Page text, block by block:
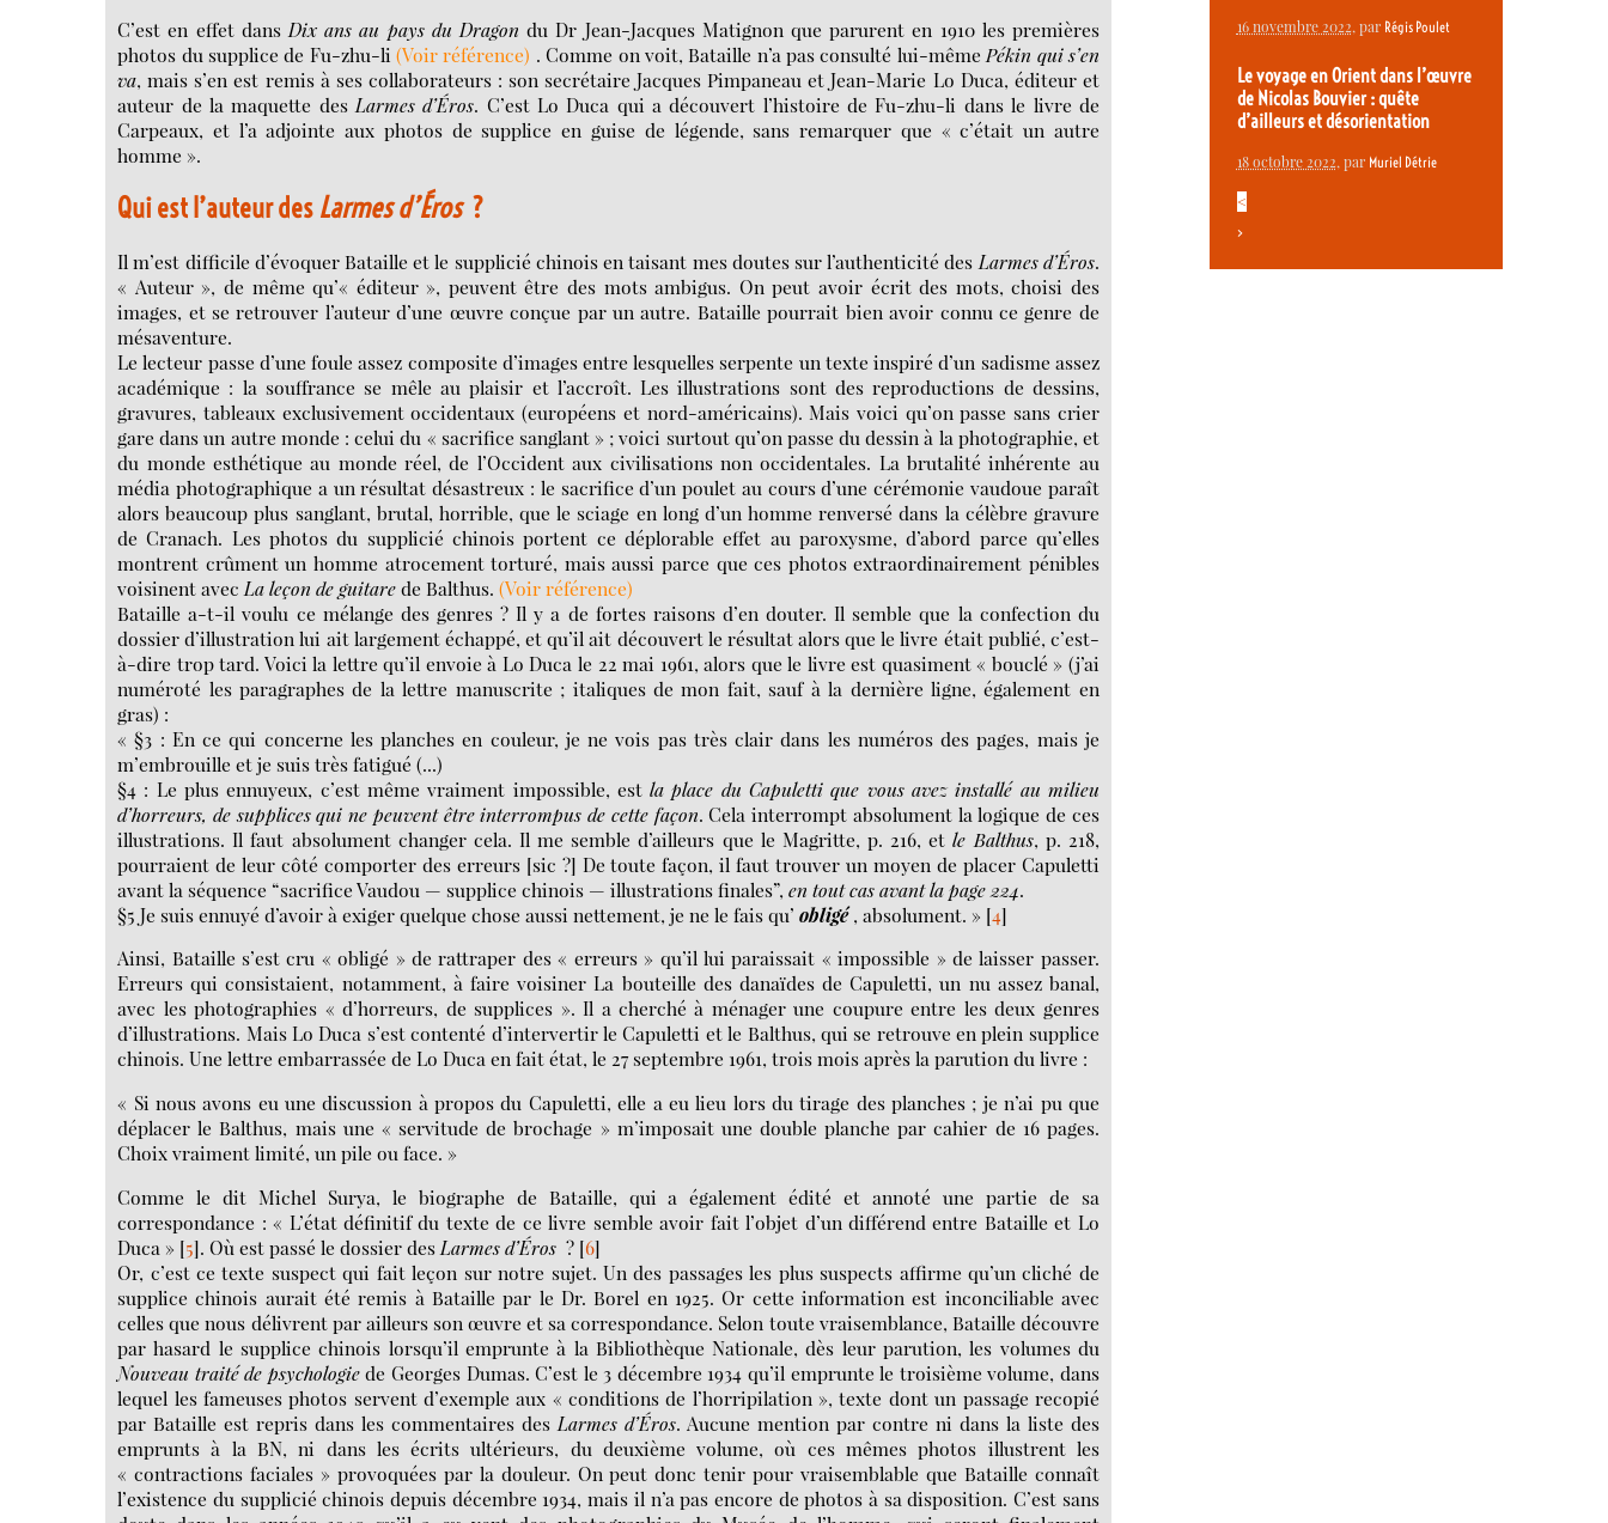
C’est en effet dans Dix ans au pays du Dragon du Dr Jean-Jacques Matignon que parurent en 1910 les premières
photos du supplice de Fu-zhu-li(Voir référence) . Comme on voit, Bataille n’a pas consulté lui-même Pékin qui s’en
va, mais s’en est remis à ses collaborateurs : son secrétaire Jacques Pimpaneau et Jean-Marie Lo Duca, éditeur et
auteur de la maquette des Larmes d’Éros. C’est Lo Duca qui a découvert l’histoire de Fu-zhu-li dans le livre de
Carpeaux, et l’a adjointe aux photos de supplice en guise de légende, sans remarquer que « c’était un autre
homme ».
Qui est l’auteur des Larmes d’Éros ?
Il m’est difficile d’évoquer Bataille et le supplicié chinois en taisant mes doutes sur l’authenticité des Larmes d’Éros.
« Auteur », de même qu’« éditeur », peuvent être des mots ambigus. On peut avoir écrit des mots, choisi des
images, et se retrouver l’auteur d’une œuvre conçue par un autre. Bataille pourrait bien avoir connu ce genre de
mésaventure.
Le lecteur passe d’une foule assez composite d’images entre lesquelles serpente un texte inspiré d’un sadisme assez
académique : la souffrance se mêle au plaisir et l’accroît. Les illustrations sont des reproductions de dessins,
gravures, tableaux exclusivement occidentaux (européens et nord-américains). Mais voici qu’on passe sans crier
gare dans un autre monde : celui du « sacrifice sanglant » ; voici surtout qu’on passe du dessin à la photographie, et
du monde esthétique au monde réel, de l’Occident aux civilisations non occidentales. La brutalité inhérente au
média photographique a un résultat désastreux : le sacrifice d’un poulet au cours d’une cérémonie vaudoue paraît
alors beaucoup plus sanglant, brutal, horrible, que le sciage en long d’un homme renversé dans la célèbre gravure
de Cranach. Les photos du supplicié chinois portent ce déplorable effet au paroxysme, d’abord parce qu’elles
montrent crûment un homme atrocement torturé, mais aussi parce que ces photos extraordinairement pénibles
voisinent avec La leçon de guitarede Balthus.(Voir référence)
Bataille a-t-il voulu ce mélange des genres ? Il y a de fortes raisons d’en douter. Il semble que la confection du
dossier d’illustration lui ait largement échappé, et qu’il ait découvert le résultat alors que le livre était publié, c’est-
à-dire trop tard. Voici la lettre qu’il envoie à Lo Duca le 22 mai 1961, alors que le livre est quasiment « bouclé » (j’ai
numéroté les paragraphes de la lettre manuscrite ; italiques de mon fait, sauf à la dernière ligne, également en
gras) :
« §3 : En ce qui concerne les planches en couleur, je ne vois pas très clair dans les numéros des pages, mais je
m’embrouille et je suis très fatigué (...)
§4 : Le plus ennuyeux, c’est même vraiment impossible, estla place du Capuletti que vous avez installé au milieu
d’horreurs, de supplices qui ne peuvent être interrompus de cette façon. Cela interrompt absolument la logique de ces
illustrations. Il faut absolument changer cela. Il me semble d’ailleurs que le Magritte, p. 216, etle Balthus, p. 218,
pourraient de leur côté comporter des erreurs [sic ?] De toute façon, il faut trouver un moyen de placer Capuletti
avant la séquence “sacrifice Vaudou — supplice chinois — illustrations finales”,en tout cas avant la page 224.
§5 Je suis ennuyé d’avoir à exiger quelque chose aussi nettement, je ne le fais qu’obligé , absolument. » [4]
Ainsi, Bataille s’est cru « obligé » de rattraper des « erreurs » qu’il lui paraissait « impossible » de laisser passer.
Erreurs qui consistaient, notamment, à faire voisiner La bouteille des danaïdes de Capuletti, un nu assez banal,
avec les photographies « d’horreurs, de supplices ». Il a cherché à ménager une coupure entre les deux genres
d’illustrations. Mais Lo Duca s’est contenté d’intervertir le Capuletti et le Balthus, qui se retrouve en plein supplice
chinois. Une lettre embarrassée de Lo Duca en fait état, le 27 septembre 1961, trois mois après la parution du livre :
« Si nous avons eu une discussion à propos du Capuletti, elle a eu lieu lors du tirage des planches ; je n’ai pu que
déplacer le Balthus, mais une « servitude de brochage » m’imposait une double planche par cahier de 16 pages.
Choix vraiment limité, un pile ou face. »
Comme le dit Michel Surya, le biographe de Bataille, qui a également édité et annoté une partie de sa
correspondance : « L’état définitif du texte de ce livre semble avoir fait l’objet d’un différend entre Bataille et Lo
Duca » [5]. Où est passé le dossier des Larmes d’Éros ? [6]
Or, c’est ce texte suspect qui fait leçon sur notre sujet. Un des passages les plus suspects affirme qu’un cliché de
supplice chinois aurait été remis à Bataille par le Dr. Borel en 1925. Or cette information est inconciliable avec
celles que nous délivrent par ailleurs son œuvre et sa correspondance. Selon toute vraisemblance, Bataille découvre
par hasard le supplice chinois lorsqu’il emprunte à la Bibliothèque Nationale, dès leur parution, les volumes du
Nouveau traité de psychologiede Georges Dumas. C’est le 3 décembre 1934 qu’il emprunte le troisième volume, dans
lequel les fameuses photos servent d’exemple aux « conditions de l’horripilation », texte dont un passage recopié
par Bataille est repris dans les commentaires des Larmes d’Éros. Aucune mention par contre ni dans la liste des
emprunts à la BN, ni dans les écrits ultérieurs, du deuxième volume, où ces mêmes photos illustrent les
« contractions faciales » provoquées par la douleur. On peut donc tenir pour vraisemblable que Bataille connaît
l’existence du supplicié chinois depuis décembre 1934, mais il n’a pas encore de photos à sa disposition. C’est sans
16 novembre 2022, par Régis Poulet
Le voyage en Orient dans l’œuvre
de Nicolas Bouvier : quête
d’ailleurs et désorientation
18 octobre 2022, par Muriel Détrie
<
>